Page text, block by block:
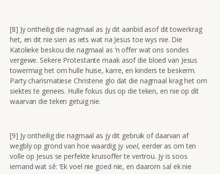
[8] Jy ontheilig die nagmaal as jy dit aanbid asof dit towerkrag
het, en dit nie sien as iets wat na Jesus toe wys nie. Die
Katolieke beskou die nagmaal as ‘n offer wat ons sondes
vergewe. Sekere Protestante maak asof die bloed van Jesus
towermag het om hulle huise, karre, en kinders te beskerm.
Party charismatiese Christene glo dat die nagmaal krag het om
siektes te genees. Hulle fokus dus op die teken, en nie op dít
waarvan die teken getuig nie.
[9] Jy ontheilig die nagmaal as jy dit gebruik of daarvan af
wegbly op grond van hoe waardig jy voel, eerder as om ten
volle op Jesus se perfekte kruisoffer te vertrou. Jy is soos
iemand wat sê: ‘Ek voel nie goed nie, en daarom sal ek nie